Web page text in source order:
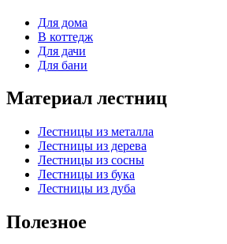
Для дома
В коттедж
Для дачи
Для бани
Материал лестниц
Лестницы из металла
Лестницы из дерева
Лестницы из сосны
Лестницы из бука
Лестницы из дуба
Полезное